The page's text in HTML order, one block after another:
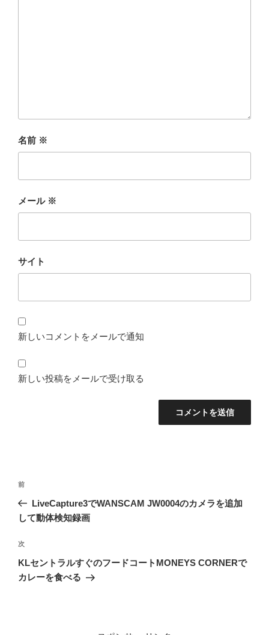
名前 ※
メール ※
サイト
新しいコメントをメールで通知
新しい投稿をメールで受け取る
投
ナ
ゲ
ー
シ
前
の
投
前
LiveCapture3でWANSCAM JW0004のカメラを追加
して動体検知録画
次
の
投
次
KLセントラルすぐのフードコートMONEYS CORNERで
カレーを食べる